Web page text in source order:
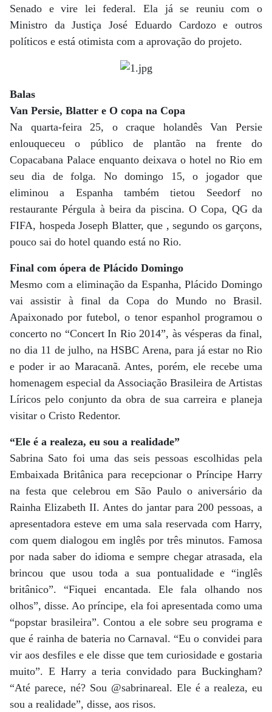
Senado e vire lei federal. Ela já se reuniu com o
Ministro da Justiça José Eduardo Cardozo e outros
políticos e está otimista com a aprovação do projeto.
Balas
Van Persie, Blatter e O copa na Copa
Na quarta-feira 25, o craque holandês Van Persie
enlouqueceu o público de plantão na frente do
Copacabana Palace enquanto deixava o hotel no Rio em
seu dia de folga. No domingo 15, o jogador que
eliminou a Espanha também tietou Seedorf no
restaurante Pérgula à beira da piscina. O Copa, QG da
FIFA, hospeda Joseph Blatter, que , segundo os garçons,
pouco sai do hotel quando está no Rio.
Final com ópera de Plácido Domingo
Mesmo com a eliminação da Espanha, Plácido Domingo
vai assistir à final da Copa do Mundo no Brasil.
Apaixonado por futebol, o tenor espanhol programou o
concerto no “Concert In Rio 2014”, às vésperas da final,
no dia 11 de julho, na HSBC Arena, para já estar no Rio
e poder ir ao Maracanã. Antes, porém, ele recebe uma
homenagem especial da Associação Brasileira de Artistas
Líricos pelo conjunto da obra de sua carreira e planeja
visitar o Cristo Redentor.
“Ele é a realeza, eu sou a realidade”
Sabrina Sato foi uma das seis pessoas escolhidas pela
Embaixada Britânica para recepcionar o Príncipe Harry
na festa que celebrou em São Paulo o aniversário da
Rainha Elizabeth II. Antes do jantar para 200 pessoas, a
apresentadora esteve em uma sala reservada com Harry,
com quem dialogou em inglês por três minutos. Famosa
por nada saber do idioma e sempre chegar atrasada, ela
brincou que usou toda a sua pontualidade e “inglês
britânico”. “Fiquei encantada. Ele fala olhando nos
olhos”, disse. Ao príncipe, ela foi apresentada como uma
“popstar brasileira”. Contou a ele sobre seu programa e
que é rainha de bateria no Carnaval. “Eu o convidei para
vir aos desfiles e ele disse que tem curiosidade e gostaria
muito”. E Harry a teria convidado para Buckingham?
“Até parece, né? Sou @sabrinareal. Ele é a realeza, eu
sou a realidade”, disse, aos risos.